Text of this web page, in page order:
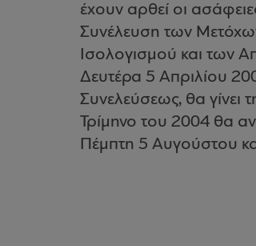
έχουν αρθεί οι
Συνέλευση των
Ισολογισμού και των
Δευτέρα 5 Απριλίου
Συνελεύσεως, θα γίνει
Τρίμηνο του 2004 θα
Πέμπτη 5 Αυγούστου